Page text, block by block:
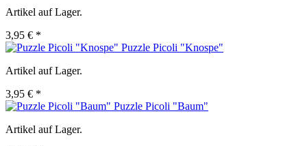
Artikel auf Lager.
3,95 € *
Puzzle Picoli "Knospe"
Artikel auf Lager.
3,95 € *
Puzzle Picoli "Baum"
Artikel auf Lager.